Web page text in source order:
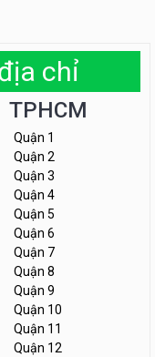
chỉ
TPHCM
Quận 1
Quận 2
Quận 3
Quận 4
Quận 5
Quận 6
Quận 7
Quận 8
Quận 9
Quận 10
Quận 11
Quận 12